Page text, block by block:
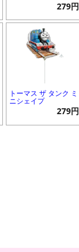
279円
トーマス ザ タンク ミ
ニシェイプ
279円